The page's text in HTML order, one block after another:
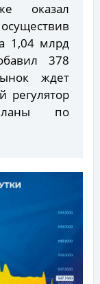
оказал
1,04 млрд
378
ждет
регулятор
по